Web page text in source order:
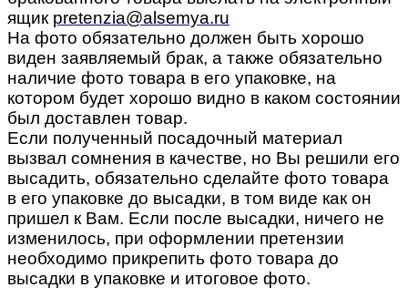
ящик pretenzia@alsemya.ru
На фото обязательно должен быть хорошо
виден заявляемый брак, а также обязательно
наличие фото товара в его упаковке, на
котором будет хорошо видно в каком состоянии
был доставлен товар.
Если полученный посадочный материал
вызвал сомнения в качестве, но Вы решили его
высадить, обязательно сделайте фото товара
в его упаковке до высадки, в том виде как он
пришел к Вам. Если после высадки, ничего не
изменилось, при оформлении претензии
необходимо прикрепить фото товара до
высадки в упаковке и итоговое фото.